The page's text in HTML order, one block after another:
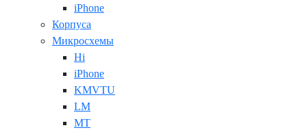
iPhone
Корпуса
Микросхемы
Hi
iPhone
KMVTU
LM
MT